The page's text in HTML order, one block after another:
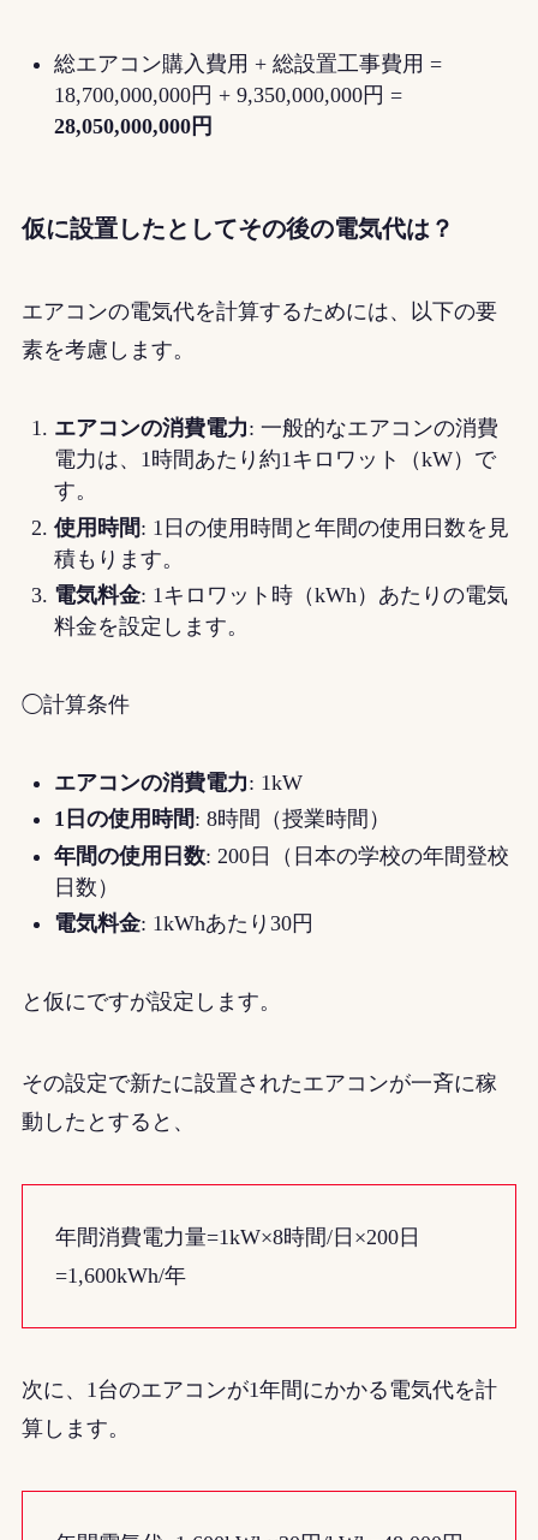
総エアコン購入費用 + 総設置工事費用 =
18,700,000,000円 + 9,350,000,000円 =
28,050,000,000円
仮に設置したとしてその後の電気代は？
エアコンの電気代を計算するためには、以下の要
素を考慮します。
エアコンの消費電力: 一般的なエアコンの消費
電力は、1時間あたり約1キロワット（kW）で
す。
使用時間: 1日の使用時間と年間の使用日数を見
積もります。
電気料金: 1キロワット時（kWh）あたりの電気
料金を設定します。
◯計算条件
エアコンの消費電力: 1kW
1日の使用時間: 8時間（授業時間）
年間の使用日数: 200日（日本の学校の年間登校
日数）
電気料金: 1kWhあたり30円
と仮にですが設定します。
その設定で新たに設置されたエアコンが一斉に稼
動したとすると、
年間消費電力量=1kW×8時間/日×200日
=1,600kWh/年
次に、1台のエアコンが1年間にかかる電気代を計
算します。